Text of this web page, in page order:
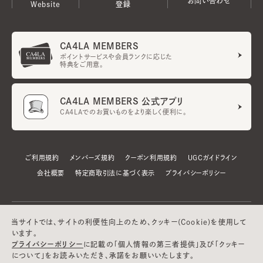
Website
登録
CA4LA MEMBERS
ポイントサービスや会員ランクに応じた
特典をご用意。
CA4LA MEMBERS 公式アプリ
CA4LAでのお買いものをより楽しく便利に。
ご利用規約 メンバーズ規約 クーポン利用規約 UGCガイドライン
会社概要 特定商取引法に基づく表示 プライバシーポリシー
当サイトでは、サイトの利便性向上のため、クッキー(Cookie)を使用して
います。
プライバシーポリシー に記載の「個人情報の第三者提供」及び「クッキー
について」をお読みいただき、承諾をお願いいたします。